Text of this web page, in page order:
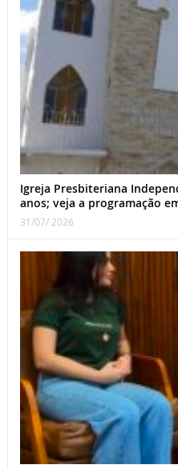
Igreja Presbiteriana
anos; veja a programação
31/07/ 2026